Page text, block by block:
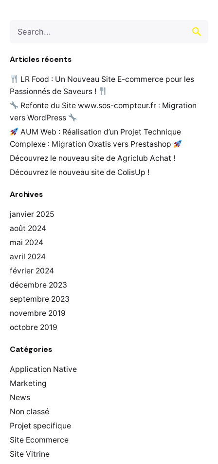
for
Articles récents
LR Food : Un Nouveau Site E-commerce pour les
Passionnés de Saveurs !
Refonte du Site www.sos-compteur.fr : Migration
vers WordPress
AUM Web : Réalisation d’un Projet Technique
Complexe : Migration Oxatis vers Prestashop
Découvrez le nouveau site de Agriclub Achat !
Découvrez le nouveau site de ColisUp !
Archives
janvier 2025
août 2024
mai 2024
avril 2024
février 2024
décembre 2023
septembre 2023
novembre 2019
octobre 2019
Catégories
Application Native
Marketing
News
Non classé
Projet specifique
Site Ecommerce
Site Vitrine